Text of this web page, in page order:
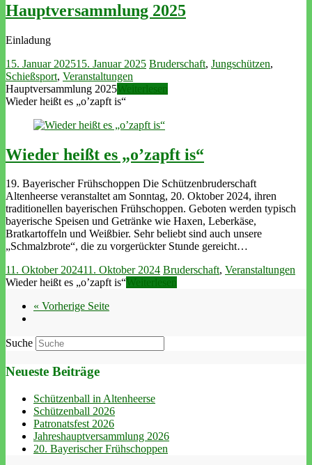
Hauptversammlung 2025
Einladung
15. Januar 202515. Januar 2025 Bruderschaft, Jungschützen,
Schießsport, Veranstaltungen
Hauptversammlung 2025
Wieder heißt es „o’zapft is“
Wieder heißt es „o’zapft is“
19. Bayerischer Frühschoppen Die Schützenbruderschaft
Altenheerse veranstaltet am Sonntag, 20. Oktober 2024, ihren
traditionellen bayerischen Frühschoppen. Geboten werden typisch
bayerische Speisen und Getränke wie Haxen, Leberkäse,
Bratkartoffeln und Weißbier. Sehr beliebt sind auch unsere
„Schmalzbrote“, die zu vorgerückter Stunde gereicht…
11. Oktober 202411. Oktober 2024 Bruderschaft, Veranstaltungen
Wieder heißt es „o’zapft is“
« Vorherige Seite
Suche
Neueste Beiträge
Schützenball in Altenheerse
Schützenball 2026
Patronatsfest 2026
Jahreshauptversammlung 2026
20. Bayerischer Frühschoppen